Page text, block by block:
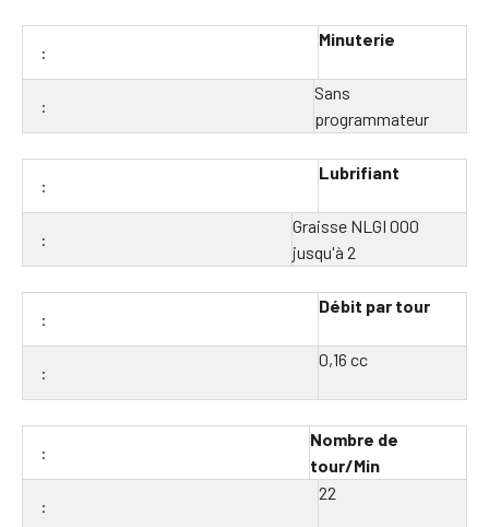
Minuterie
Sans
programmateur
Lubrifiant
Graisse NLGI 000
jusqu'à 2
Débit par tour
0,16 cc
Nombre de
tour/Min
22